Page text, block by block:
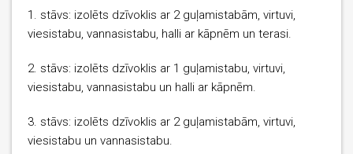
1. stāvs: izolēts dzīvoklis ar 2 guļamistabām, virtuvi,
viesistabu, vannasistabu, halli ar kāpnēm un terasi.
2. stāvs: izolēts dzīvoklis ar 1 guļamistabu, virtuvi,
viesistabu, vannasistabu un halli ar kāpnēm.
3. stāvs: izolēts dzīvoklis ar 2 guļamistabām, virtuvi,
viesistabu un vannasistabu.